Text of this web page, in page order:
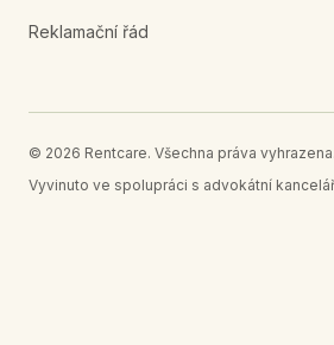
Reklamační řád
© 2026 Rentcare. Všechna práva vyhrazena.
Vyvinuto ve spolupráci s advokátní